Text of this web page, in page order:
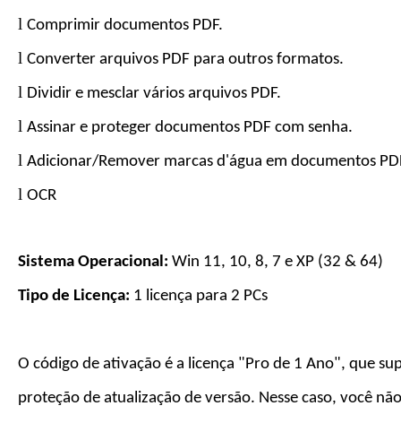
l Comprimir documentos PDF.
l Converter arquivos PDF para outros formatos.
l Dividir e mesclar vários arquivos PDF.
l Assinar e proteger documentos PDF com senha.
l Adicionar/Remover marcas d'água em documentos
l OCR
Sistema Operacional: Win 11, 10, 8, 7 e XP (32 & 64)
Tipo de Licença: 1 licença para 2 PCs
O código de ativação é a licença "Pro de 1 Ano", que
proteção de atualização de versão. Nesse caso, você